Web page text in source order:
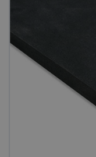
Zlepšení pracovního
Další pryžové a
Centrum poptávek